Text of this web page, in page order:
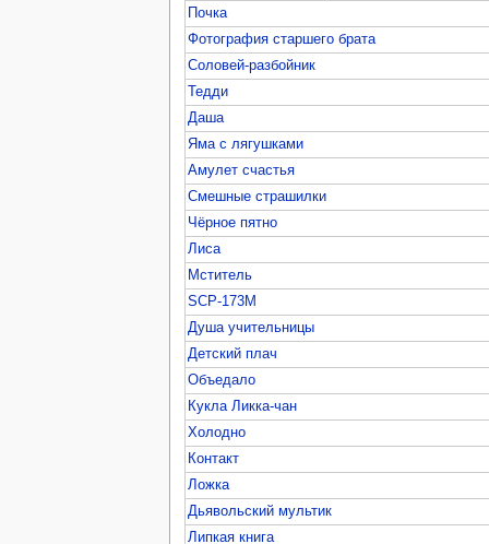
Почка
Фотография старшего брата
Соловей-разбойник
Тедди
Даша
Яма с лягушками
Амулет счастья
Смешные страшилки
Чёрное пятно
Лиса
Мститель
SCP-173M
Душа учительницы
Детский плач
Объедало
Кукла Ликка-чан
Холодно
Контакт
Ложка
Дьявольский мультик
Липкая книга